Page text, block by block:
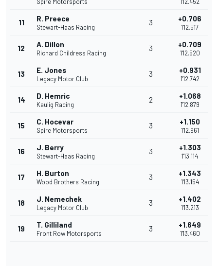
11 R. Preece
Stewart-Haas Racing
3 +0.706
1'12.517
12 A. Dillon
Richard Childress Racing
3 +0.709
1'12.520
13 E. Jones
Legacy Motor Club
3 +0.931
1'12.742
14 D. Hemric
Kaulig Racing
2 +1.068
1'12.879
15 C. Hocevar
Spire Motorsports
3 +1.150
1'12.961
16 J. Berry
Stewart-Haas Racing
3 +1.303
1'13.114
17 H. Burton
Wood Brothers Racing
3 +1.343
1'13.154
18 J. Nemechek
Legacy Motor Club
3 +1.402
1'13.213
19 T. Gilliland
Front Row Motorsports
3 +1.649
1'13.460